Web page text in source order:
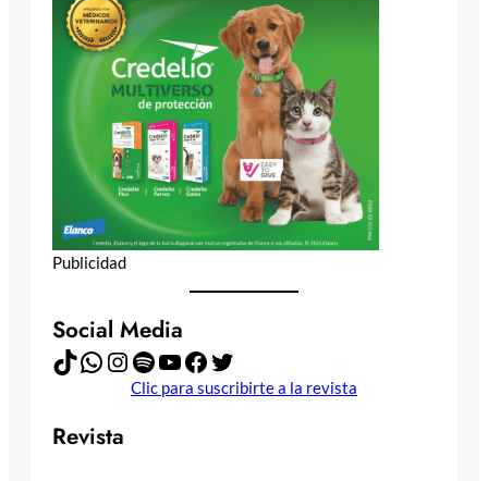
Publicidad
Social Media
TikTok WhatsApp Instagram Spotify YouTube Facebook Twitter
Clic para suscribirte a la revista
Revista